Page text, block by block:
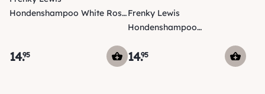
Hondenshampoo White Rose
14.95
Frenky Lewis
Hondenshampoo
Vanilla
14.95